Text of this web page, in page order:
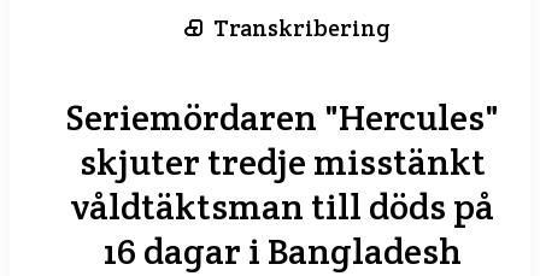
Transkribering
Seriemördaren "Hercules"
skjuter tredje misstänkt
våldtäktsman till döds på
16 dagar i Bangladesh